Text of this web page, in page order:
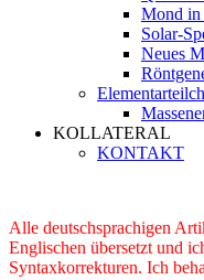
Mond
Solar-
Neues
KOLLATERAL
KONTAKT
Alle deutschsprachigen
Englischen übersetzt und
Syntaxkorrekturen. Ich